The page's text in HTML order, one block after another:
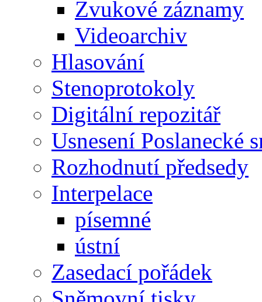
Zvukové záznamy
Videoarchiv
Hlasování
Stenoprotokoly
Digitální repozitář
Usnesení Poslanecké
Rozhodnutí předsedy
Interpelace
písemné
ústní
Zasedací pořádek